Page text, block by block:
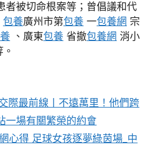
者被切命根案等；曾倡議和代
包養廣州市第包養 一包養網 宗
、廣東包養 省撤包養網 消小
。
際最前線丨不遠萬里！他們跨
一場有關繁榮的約會
心得 足球女孩逐夢綠茵場_中